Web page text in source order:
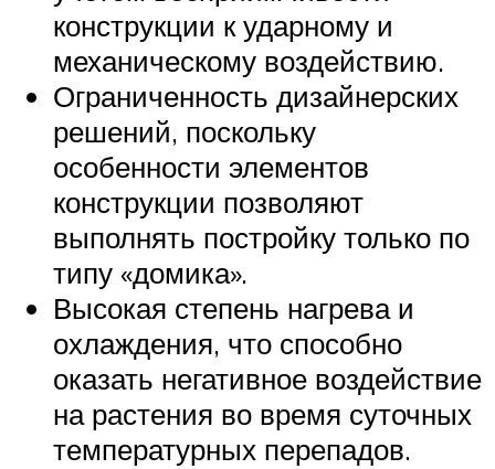
конструкции к ударному и
механическому воздействию.
Ограниченность дизайнерских
решений, поскольку
особенности элементов
конструкции позволяют
выполнять постройку только по
типу «домика».
Высокая степень нагрева и
охлаждения, что способно
оказать негативное воздействие
на растения во время суточных
температурных перепадов.